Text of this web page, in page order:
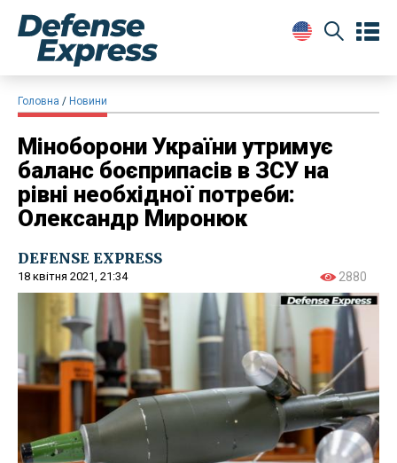
Головна Новини
Міноборони України утримує
баланс боєприпасів в ЗСУ на
рівні необхідної потреби:
Олександр Миронюк
DEFENSE EXPRESS
18 квітня 2021, 21:34 2880